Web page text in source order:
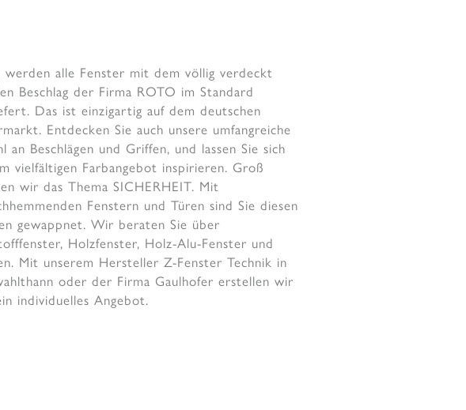
werden alle Fenster mit dem völlig verdeckt
Beschlag der Firma ROTO im Standard
Das ist einzigartig auf dem deutschen
Entdecken Sie auch unsere umfangreiche
an Beschlägen und Griffen, und lassen Sie sich
vielfältigen Farbangebot inspirieren. Groß
wir das Thema SICHERHEIT. Mit
Fenstern und Türen sind Sie diesen
gewappnet. Wir beraten Sie über
Holzfenster, Holz-Alu-Fenster und
Mit unserem Hersteller Z-Fenster Technik in
oder der Firma Gaulhofer erstellen wir
individuelles Angebot.